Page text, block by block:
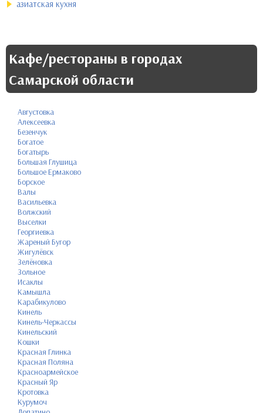
азиатская кухня
Кафе/рестораны в городах
Самарской области
Августовка
Алексеевка
Безенчук
Богатое
Богатырь
Большая Глушица
Большое Ермаково
Борское
Валы
Васильевка
Волжский
Выселки
Георгиевка
Жареный Бугор
Жигулёвск
Зелёновка
Зольное
Исаклы
Камышла
Карабикулово
Кинель
Кинель-Черкассы
Кинельский
Кошки
Красная Глинка
Красная Поляна
Красноармейское
Красный Яр
Кротовка
Курумоч